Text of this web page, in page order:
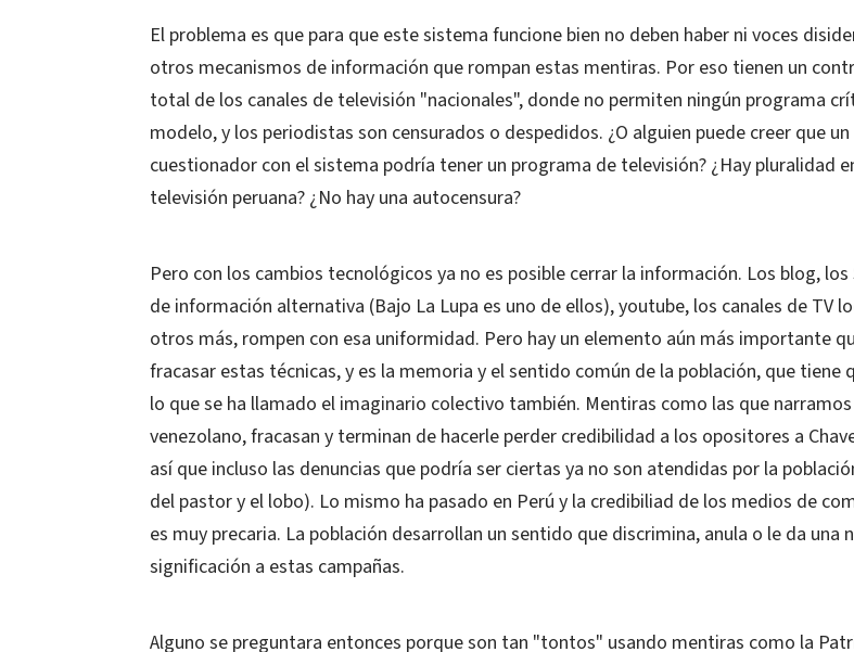
El problema es que para que este sistema funcione bien no deben haber ni voces
otros mecanismos de información que rompan estas mentiras. Por eso tienen un
total de los canales de televisión "nacionales", donde no permiten ningún programa
modelo, y los periodistas son censurados o despedidos. ¿O alguien puede creer que
cuestionador con el sistema podría tener un programa de televisión? ¿Hay pluralidad
televisión peruana? ¿No hay una autocensura?
Pero con los cambios tecnológicos ya no es posible cerrar la información. Los blog, los
de información alternativa (Bajo La Lupa es uno de ellos), youtube, los canales de TV
otros más, rompen con esa uniformidad. Pero hay un elemento aún más importante
fracasar estas técnicas, y es la memoria y el sentido común de la población, que tiene
lo que se ha llamado el imaginario colectivo también. Mentiras como las que
venezolano, fracasan y terminan de hacerle perder credibilidad a los opositores a
así que incluso las denuncias que podría ser ciertas ya no son atendidas por la
del pastor y el lobo). Lo mismo ha pasado en Perú y la credibiliad de los medios de
es muy precaria. La población desarrollan un sentido que discrimina, anula o le da una
significación a estas campañas.
Alguno se preguntara entonces porque son tan "tontos" usando mentiras como la